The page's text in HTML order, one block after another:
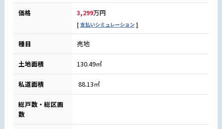
価格 3,299万円
支払いシミュレーション
種目 売地
土地面積 130.49㎡
私道面積 88.13㎡
総戸数・総区画
数